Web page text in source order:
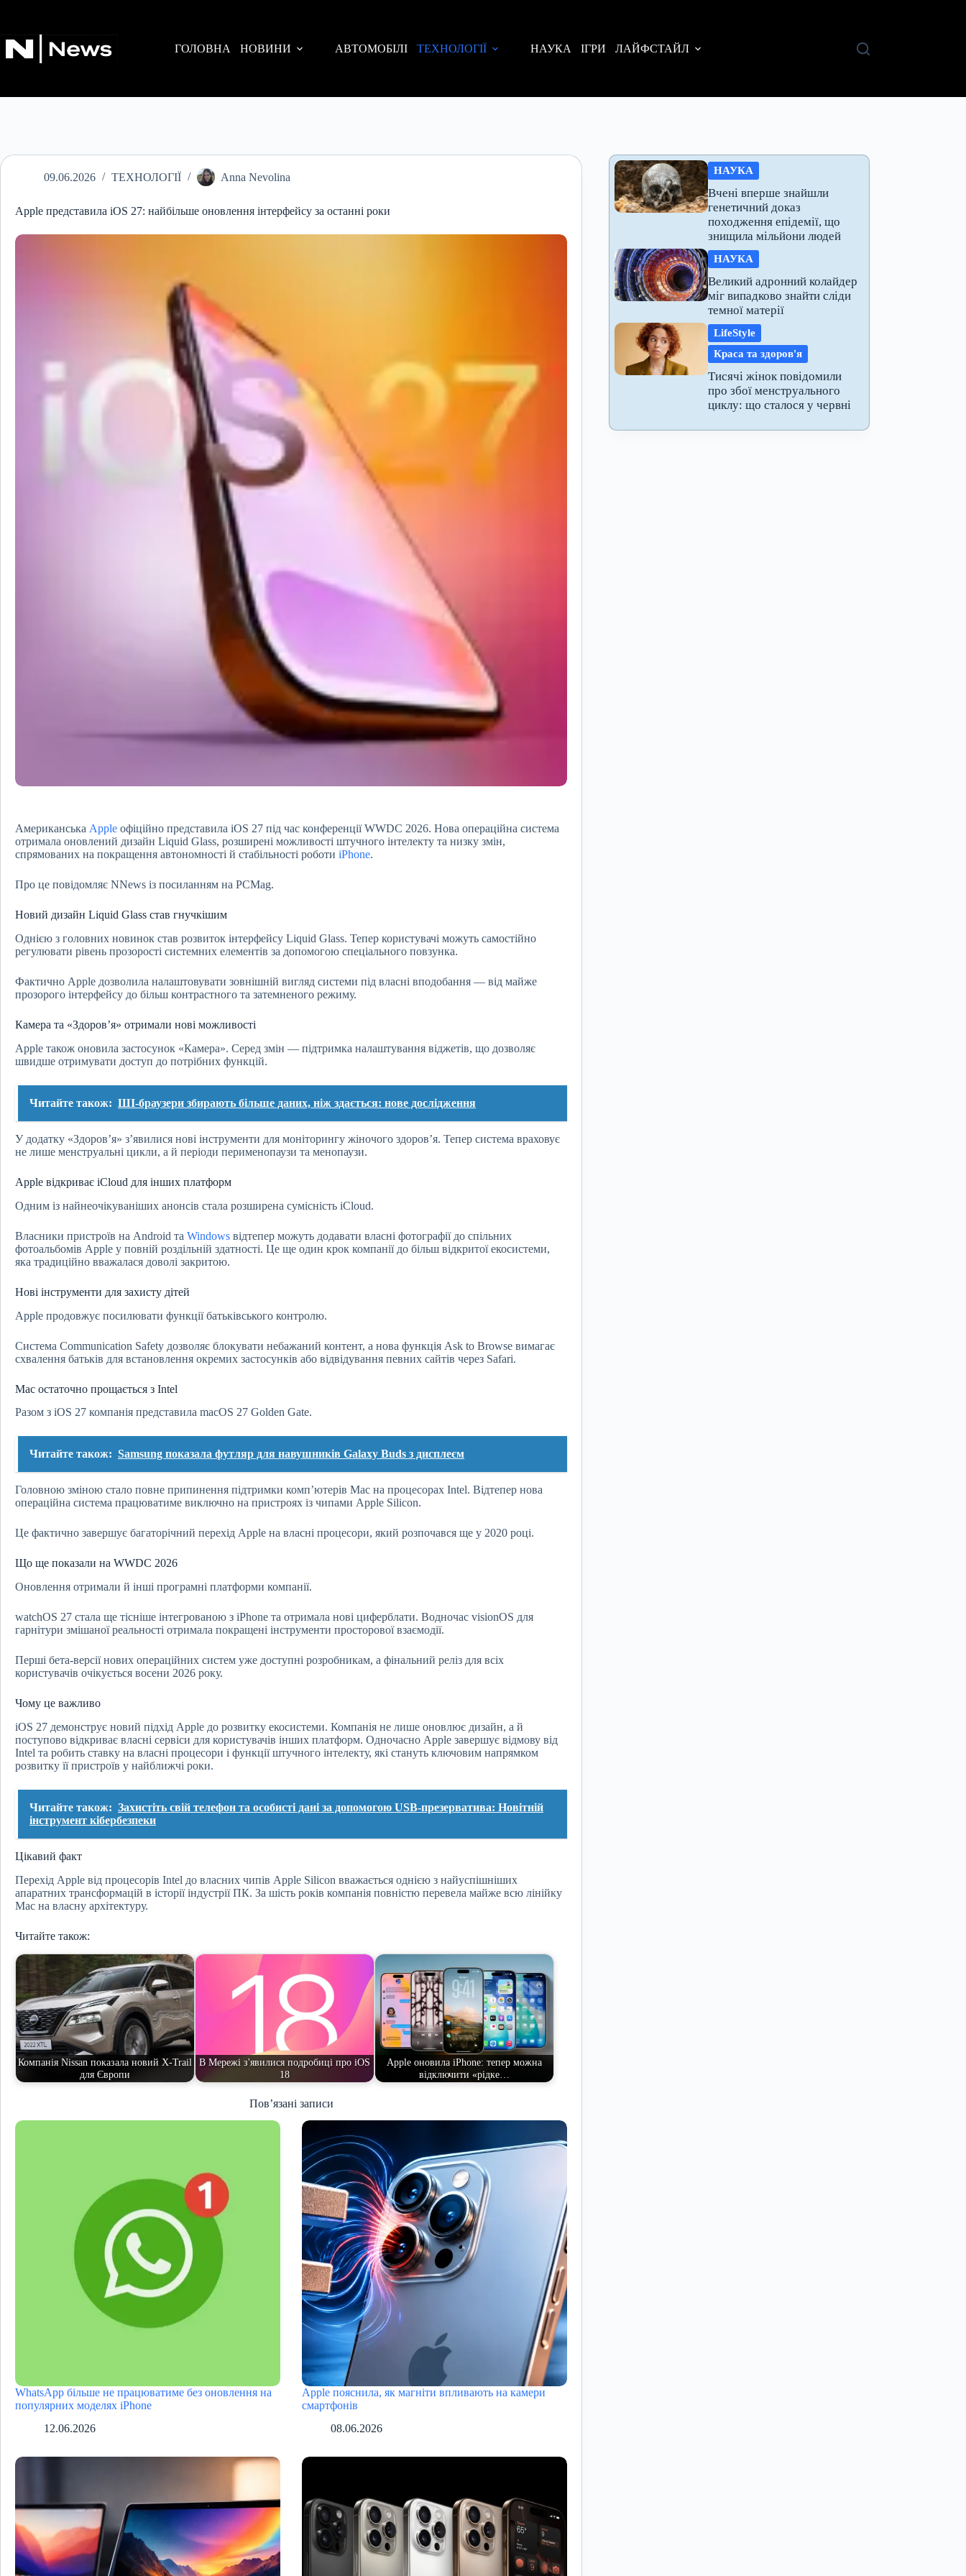
ГОЛОВНА
НОВИНИ АВТОМОБІЛІ ТЕХНОЛОГІЇ НАУКА ІГРИ ЛАЙФСТАЙЛ
09.06.2026 ТЕХНОЛОГІЇ Anna Nevolina
Apple представила iOS 27: найбільше оновлення інтерфейсу за останні роки
Американська Apple офіційно представила iOS 27 під час конференції WWDC 2026. Нова операційна система
отримала оновлений дизайн Liquid Glass, розширені можливості штучного інтелекту та низку змін,
спрямованих на покращення автономності й стабільності роботи iPhone.
Про це повідомляє NNews із посиланням на PCMag.
Новий дизайн Liquid Glass став гнучкішим
Однією з головних новинок став розвиток інтерфейсу Liquid Glass. Тепер користувачі можуть самостійно
регулювати рівень прозорості системних елементів за допомогою спеціального повзунка.
Фактично Apple дозволила налаштовувати зовнішній вигляд системи під власні вподобання — від майже
прозорого інтерфейсу до більш контрастного та затемненого режиму.
Камера та «Здоров’я» отримали нові можливості
Apple також оновила застосунок «Камера». Серед змін — підтримка налаштування віджетів, що дозволяє
швидше отримувати доступ до потрібних функцій.
Читайте також: ШІ-браузери збирають більше даних, ніж здається: нове дослідження
У додатку «Здоров’я» з’явилися нові інструменти для моніторингу жіночого здоров’я. Тепер система враховує
не лише менструальні цикли, а й періоди перименопаузи та менопаузи.
Apple відкриває iCloud для інших платформ
Одним із найнеочікуваніших анонсів стала розширена сумісність iCloud.
Власники пристроїв на Android та Windows відтепер можуть додавати власні фотографії до спільних
фотоальбомів Apple у повній роздільній здатності. Це ще один крок компанії до більш відкритої екосистеми,
яка традиційно вважалася доволі закритою.
Нові інструменти для захисту дітей
Apple продовжує посилювати функції батьківського контролю.
Система Communication Safety дозволяє блокувати небажаний контент, а нова функція Ask to Browse вимагає
схвалення батьків для встановлення окремих застосунків або відвідування певних сайтів через Safari.
Mac остаточно прощається з Intel
Разом з iOS 27 компанія представила macOS 27 Golden Gate.
Читайте також: Samsung показала футляр для навушників Galaxy Buds з дисплеєм
Головною зміною стало повне припинення підтримки комп’ютерів Mac на процесорах Intel. Відтепер нова
операційна система працюватиме виключно на пристроях із чипами Apple Silicon.
Це фактично завершує багаторічний перехід Apple на власні процесори, який розпочався ще у 2020 році.
Що ще показали на WWDC 2026
Оновлення отримали й інші програмні платформи компанії.
watchOS 27 стала ще тісніше інтегрованою з iPhone та отримала нові циферблати. Водночас visionOS для
гарнітури змішаної реальності отримала покращені інструменти просторової взаємодії.
Перші бета-версії нових операційних систем уже доступні розробникам, а фінальний реліз для всіх
користувачів очікується восени 2026 року.
Чому це важливо
iOS 27 демонструє новий підхід Apple до розвитку екосистеми. Компанія не лише оновлює дизайн, а й
поступово відкриває власні сервіси для користувачів інших платформ. Одночасно Apple завершує відмову від
Intel та робить ставку на власні процесори і функції штучного інтелекту, які стануть ключовим напрямком
розвитку її пристроїв у найближчі роки.
Читайте також: Захистіть свій телефон та особисті дані за допомогою USB-презерватива: Новітній
інструмент кібербезпеки
Цікавий факт
Перехід Apple від процесорів Intel до власних чипів Apple Silicon вважається однією з найуспішніших
апаратних трансформацій в історії індустрії ПК. За шість років компанія повністю перевела майже всю лінійку
Mac на власну архітектуру.
Читайте також:
Компанія Nissan показала новий X-Trail
для Європи
В Мережі з'явилися подробиці про iOS
18
Apple оновила iPhone: тепер можна
відключити «рідке…
Пов’язані записи
WhatsApp більше не працюватиме без оновлення на
популярних моделях iPhone
12.06.2026
Apple пояснила, як магніти впливають на камери
смартфонів
08.06.2026
НАУКА
Вчені вперше знайшли
генетичний доказ
походження епідемії, що
знищила мільйони людей
НАУКА
Великий адронний колайдер
міг випадково знайти сліди
темної матерії
LifeStyle
Краса та здоров'я
Тисячі жінок повідомили
про збої менструального
циклу: що сталося у червні